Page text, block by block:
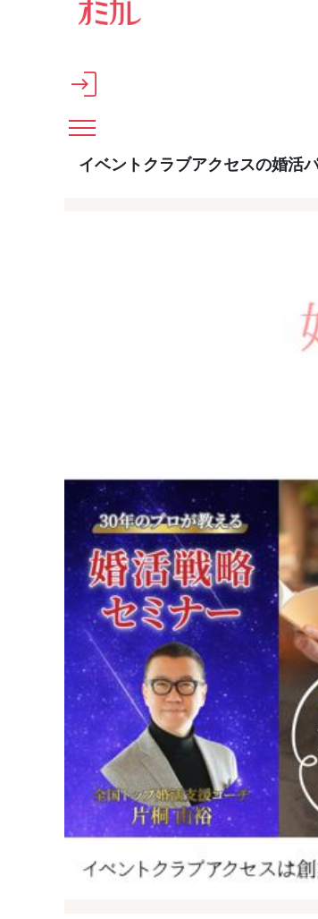
メインコンテンツへスキップ
イベントクラブアクセスの婚活